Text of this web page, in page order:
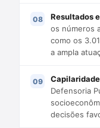
Resultados
os números
como os
a ampla
Defensoria
decisões